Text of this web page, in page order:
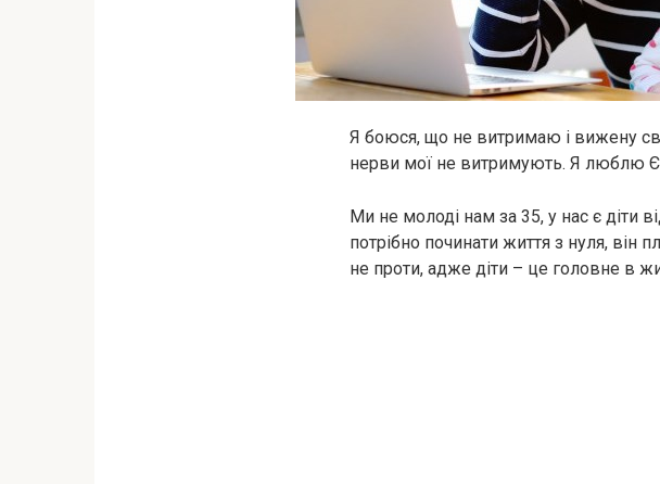
Я боюся, що не витримаю і вижену
нерви мої не витримують. Я люблю
Ми не молоді нам за 35, у нас є
потрібно починати життя з нуля, він
не проти, адже діти – це головне в